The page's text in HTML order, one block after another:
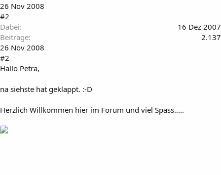
26 Nov 2008
#2
Dabei
16 Dez 2007
Beiträge
2.137
26 Nov 2008
#2
Hallo Petra,
na siehste hat geklappt. :-D
Herzlich Willkommen hier im Forum und viel Spass.....